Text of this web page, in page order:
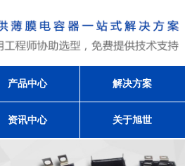
产品中心 解决方案
资讯中心 关于旭世